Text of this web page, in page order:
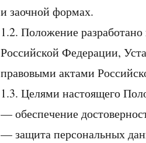
и заочной формах.
1.2. Положение
Российской Федерации,
правовыми актами
1.3. Целями настоящего
— обеспечение
— защита персональных